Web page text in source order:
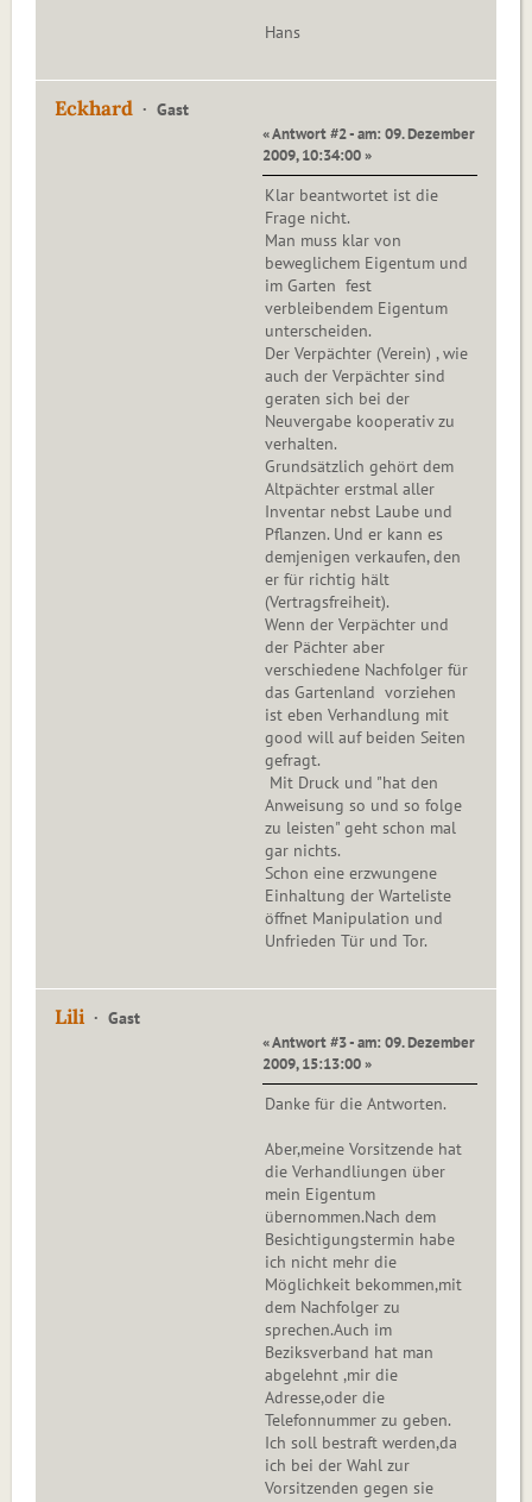
Hans
Eckhard Gast
« Antwort #2 - am: 09. Dezember
2009, 10:34:00 »
Klar beantwortet ist die
Frage nicht.
Man muss klar von
beweglichem Eigentum und
im Garten fest
verbleibendem Eigentum
unterscheiden.
Der Verpächter (Verein) , wie
auch der Verpächter sind
geraten sich bei der
Neuvergabe kooperativ zu
verhalten.
Grundsätzlich gehört dem
Altpächter erstmal aller
Inventar nebst Laube und
Pflanzen. Und er kann es
demjenigen verkaufen, den
er für richtig hält
(Vertragsfreiheit).
Wenn der Verpächter und
der Pächter aber
verschiedene Nachfolger für
das Gartenland vorziehen
ist eben Verhandlung mit
good will auf beiden Seiten
gefragt.
Mit Druck und "hat den
Anweisung so und so folge
zu leisten" geht schon mal
gar nichts.
Schon eine erzwungene
Einhaltung der Warteliste
öffnet Manipulation und
Unfrieden Tür und Tor.
Lili Gast
« Antwort #3 - am: 09. Dezember
2009, 15:13:00 »
Danke für die Antworten.
Aber,meine Vorsitzende hat
die Verhandliungen über
mein Eigentum
übernommen.Nach dem
Besichtigungstermin habe
ich nicht mehr die
Möglichkeit bekommen,mit
dem Nachfolger zu
sprechen.Auch im
Beziksverband hat man
abgelehnt ,mir die
Adresse,oder die
Telefonnummer zu geben.
Ich soll bestraft werden,da
ich bei der Wahl zur
Vorsitzenden gegen sie